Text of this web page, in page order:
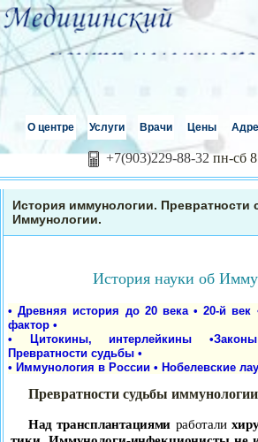
О центре Услуги Врачи Цены
+7(903)229-88-32 пн-сб
История иммунологии. Превратности
Иммунологии.
История науки об
• Древняя история до 20 века•20-й век
фактор •
• Цитокины, интерлейкины •
Превратности судьбы •
• Иммунология в России • Нобелевские
Превратности судьбы
Над трансплантациями работали